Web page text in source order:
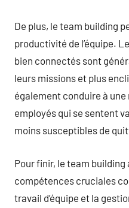
De plus, le team building
productivité de l’équipe.
bien connectés sont
leurs missions et plus
également conduire à
employés qui se sentent
moins susceptibles de
Pour finir, le team building
compétences cruciales
travail d’équipe et la